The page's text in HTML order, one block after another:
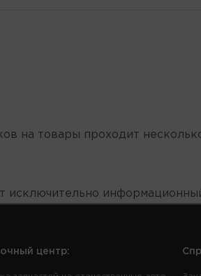
на товары проходит
исключительно
центр: